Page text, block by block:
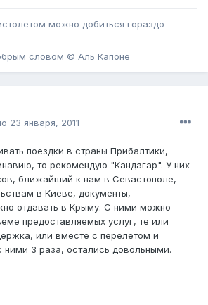
можно добиться гораздо
словом © Аль Капоне
23 января, 2011
поездки в страны Прибалтики,
то рекомендую "Кандагар". У них
ближайший к нам в Севастополе,
в Киеве, документы,
отдавать в Крыму. С ними можно
предоставляемых услуг, те или
или вместе с перелетом и
ними 3 раза, остались довольными.